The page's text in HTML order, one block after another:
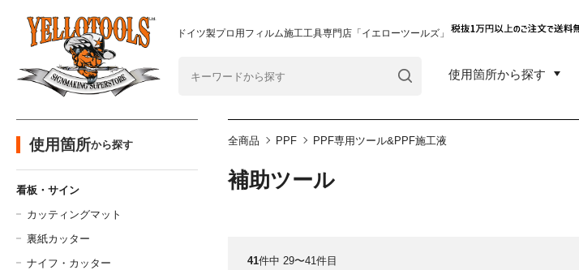
重要なおしらせ
ドイツ製プロ用フィルム施工工具専門店「イエローツールズ」
使用箇所から探す
全商品 PPF PPF専用ツール&PPF施工液
補助ツール
41件中 29〜41件目
使用箇所から探す
看板・サイン
カッティングマット
裏紙カッター
ナイフ・カッター